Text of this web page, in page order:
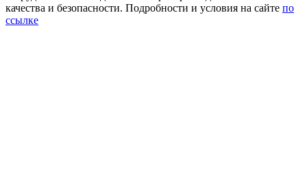
качества и безопасности. Подробности и условия на сайте по
ссылке